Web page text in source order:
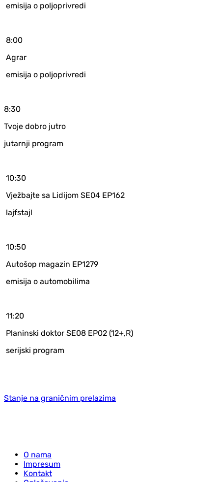
emisija o poljoprivredi
8:00
Agrar
emisija o poljoprivredi
8:30
Tvoje dobro jutro
jutarnji program
10:30
Vježbajte sa Lidijom SE04 EP162
lajfstajl
10:50
Autošop magazin EP1279
emisija o automobilima
11:20
Planinski doktor SE08 EP02 (12+,R)
serijski program
Stanje na graničnim prelazima
O nama
Impresum
Kontakt